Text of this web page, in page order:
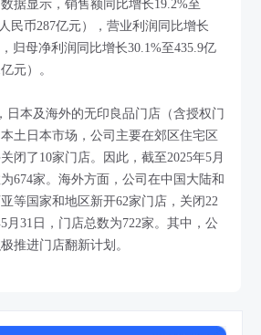
据显示，销售额同比增长19.2%至
民币287亿元），营业利润同比增长
归母净利润同比增长30.1%至435.9亿
元）。
日本及海外的无印良品门店（含授权门
土日本市场，公司主要在郊区住宅区
闭了10家门店。因此，截至2025年5月
674家。海外方面，公司在中国大陆和
等国家和地区新开62家门店，关闭22
月31日，门店总数为722家。其中，公
推进门店翻新计划。